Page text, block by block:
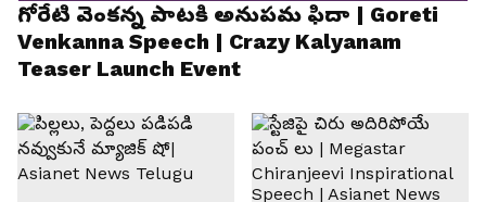
గోరేటి వెంకన్న పాటకి అనుపమ ఫిదా | Goreti
Venkanna Speech | Crazy Kalyanam
Teaser Launch Event